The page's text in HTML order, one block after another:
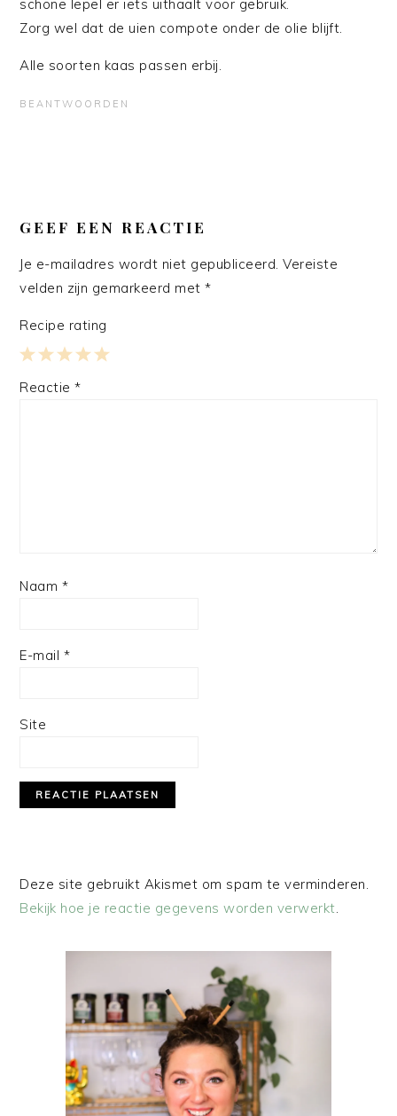
schone lepel er iets uithaalt voor gebruik.
Zorg wel dat de uien compote onder de olie blijft.
Alle soorten kaas passen erbij.
BEANTWOORDEN
GEEF EEN REACTIE
Je e-mailadres wordt niet gepubliceerd. Vereiste
velden zijn gemarkeerd met*
Recipe rating
4
3
2
1
Reactie*
Naam *
E-mail *
Site
Deze site gebruikt Akismet om spam te verminderen.
Bekijk hoe je reactie gegevens worden verwerkt.